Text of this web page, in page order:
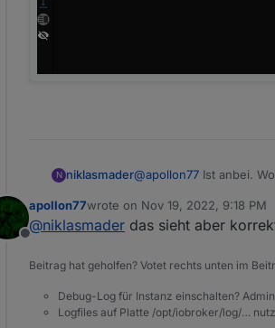
N niklasmader@apollon77 Ist anbei.
Offline
apollon77wrote on Nov 19, 2022, 9:18 PM
last edited by
@niklasmader das sieht aber
Beitrag hat geholfen? Votet rechts unten im
Debug-Log für Instanz einschalten?
Logfiles auf Platte /opt/iobroker/log/…